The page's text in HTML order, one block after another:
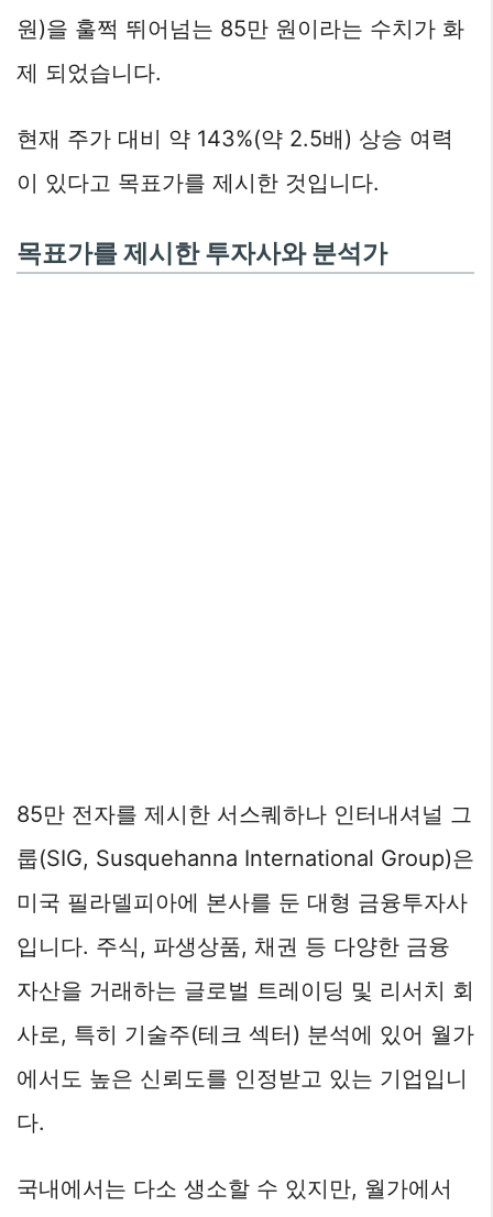
원)을 훌쩍 뛰어넘는 85만 원이라는 수치가 화
제 되었습니다.
현재 주가 대비 약 143%(약 2.5배) 상승 여력
이 있다고 목표가를 제시한 것입니다.
목표가를 제시한 투자사와 분석가
85만 전자를 제시한 서스퀘하나 인터내셔널 그
룹(SIG, Susquehanna International Group)은
미국 필라델피아에 본사를 둔 대형 금융투자사
입니다. 주식, 파생상품, 채권 등 다양한 금융
자산을 거래하는 글로벌 트레이딩 및 리서치 회
사로, 특히 기술주(테크 섹터) 분석에 있어 월가
에서도 높은 신뢰도를 인정받고 있는 기업입니
다.
국내에서는 다소 생소할 수 있지만, 월가에서